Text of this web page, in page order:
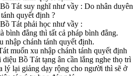
Tát suy nghĩ như vầy : Do nhân duyên
quyết định ?
Tát phải học như vầy :
bình đẳng thì tất cả pháp bình đẳng.
nhập chánh tánh quyết định.
muốn xu nhập chánh tánh quyết định
Bồ Tát tạng ân cần lắng nghe thọ trì
lý lại giảng dạy rộng cho người thì sẽ ở